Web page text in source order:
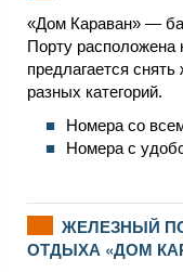
«Дом Караван» —
Порту расположена
предлагается
разных категорий.
Номера со
Номера с
ЖЕЛЕЗНЫЙ
ОТДЫХА «ДОМ